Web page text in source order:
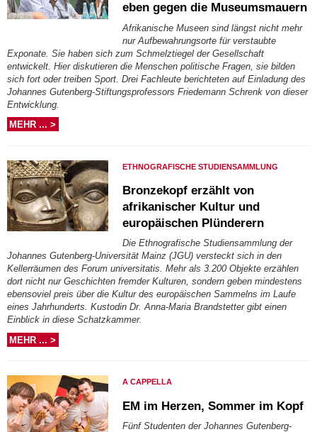
eben gegen die Museumsmauern
Afrikanische Museen sind längst nicht mehr
nur Aufbewahrungsorte für verstaubte
Exponate. Sie haben sich zum Schmelztiegel der Gesellschaft
entwickelt. Hier diskutieren die Menschen politische Fragen, sie bilden
sich fort oder treiben Sport. Drei Fachleute berichteten auf Einladung des
Johannes Gutenberg-Stiftungsprofessors Friedemann Schrenk von dieser
Entwicklung.
MEHR ... >
ETHNOGRAFISCHE STUDIENSAMMLUNG
Bronzekopf erzählt von
afrikanischer Kultur und
europäischen Plünderern
Die Ethnografische Studiensammlung der
Johannes Gutenberg-Universität Mainz (JGU) versteckt sich in den
Kellerräumen des Forum universitatis. Mehr als 3.200 Objekte erzählen
dort nicht nur Geschichten fremder Kulturen, sondern geben mindestens
ebensoviel preis über die Kultur des europäischen Sammelns im Laufe
eines Jahrhunderts. Kustodin Dr. Anna-Maria Brandstetter gibt einen
Einblick in diese Schatzkammer.
MEHR ... >
A CAPPELLA
EM im Herzen, Sommer im Kopf
Fünf Studenten der Johannes Gutenberg-